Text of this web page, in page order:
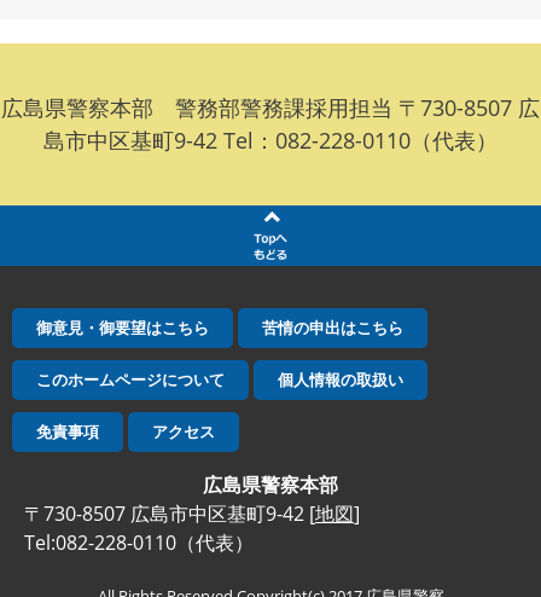
広島県警察本部 警務部警務課採用担当 〒730-8507 広
島市中区基町9-42 Tel：082-228-0110（代表）
御意見・御要望はこちら 苦情の申出はこちら
このホームページについて 個人情報の取扱い
免責事項 アクセス
広島県警察本部
〒730-8507 広島市中区基町9-42 [地図]
Tel:082-228-0110（代表）